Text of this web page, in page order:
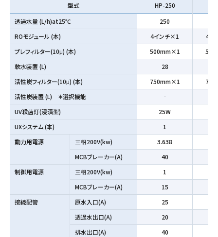
型式 HP-250
透過水量 (L/h)at25℃
250
ROモジュール (本)
4インチ×1
4イ
プレフィルター(10μ) (本)
500mm×1
軟水装置 (L)
28
活性炭フィルター(10μ) (本)
750mm×1
活性炭装置 (L) ＊選択機能
‐
UV殺菌灯(浸漬型)
25W
UXシステム (本)
1
動力用電源
三相200V(kw) 3.638
MCBブレーカー(A)
40
制御用電源
三相200V(kw)
1
MCBブレーカー(A)
15
接続配管
原水入口(A) 25
透過水出口(A)
20
排水出口(A)
40